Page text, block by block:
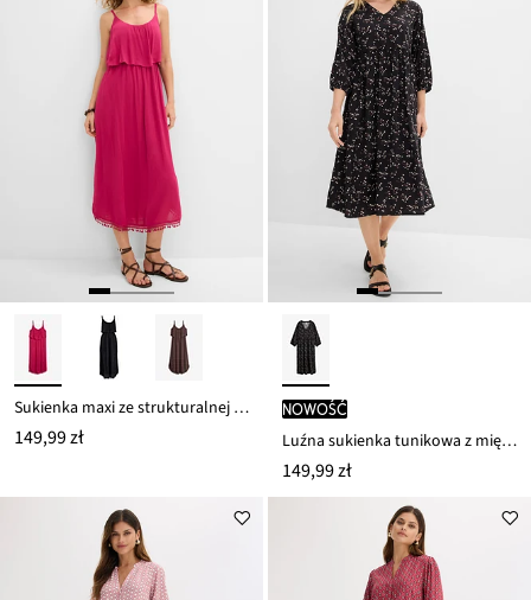
Sukienka maxi ze strukturalnej wiskozy
149,99 zł
nowość
Luźna sukienka tunikowa z miękkiej wiskozy
149,99 zł